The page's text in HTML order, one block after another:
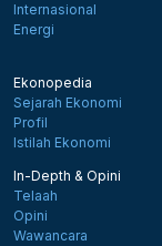
Internasional
Energi
Ekonopedia
Sejarah Ekonomi
Profil
Istilah Ekonomi
In-Depth & Opini
Telaah
Opini
Wawancara